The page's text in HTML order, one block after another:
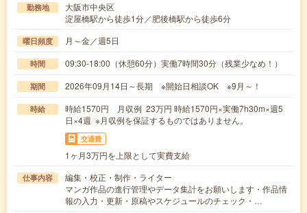
勤務地
大阪市中央区
淀屋橋駅から徒歩1分／肥後橋駅から徒歩6分
曜日頻度 月～金／週5日
時間 09:30-18:00（休憩60分）実働7時間30分（残業少なめ！）
期間 2026年09月14日～長期 ※開始日相談OK ※9月～！
時給
時給1570円 月収例 23万円 時給1570円×実働7h30m×週5
日×4週 ※月収例を保証するものではありません。
交通費
1ヶ月3万円を上限として実費支給
仕事内容
編集・校正・制作・ライター
マンガ作品の進行管理やデータ集計をお願いします・作品情
報の入力・更新・原稿やスケジュールのチェック・…